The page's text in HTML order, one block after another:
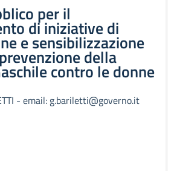
per il
di iniziative di
e sensibilizzazione
della
contro le donne
- email: g.bariletti@governo.it